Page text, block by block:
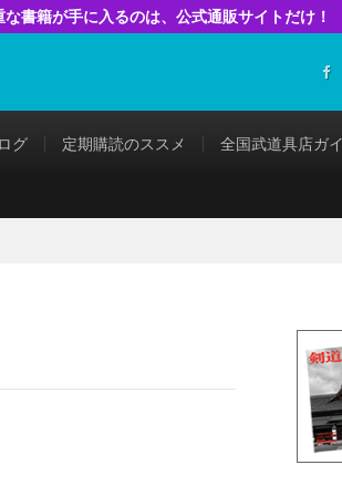
書籍が手に入るのは、公式通販サイトだけ！
グ 定期購読のススメ 全国武道具店ガ